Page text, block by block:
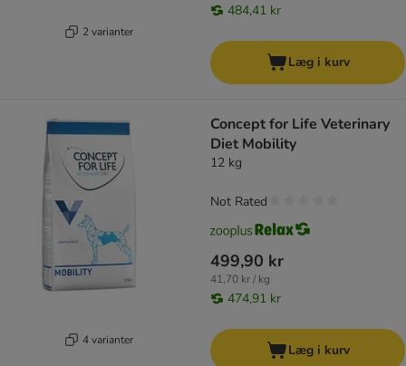
2 varianter
484,41 kr
Læg i kurv
4 varianter
Concept for Life Veterinary
Diet Mobility
12 kg
499,90 kr
41,70 kr / kg
474,91 kr
Not Rated
Læg i kurv